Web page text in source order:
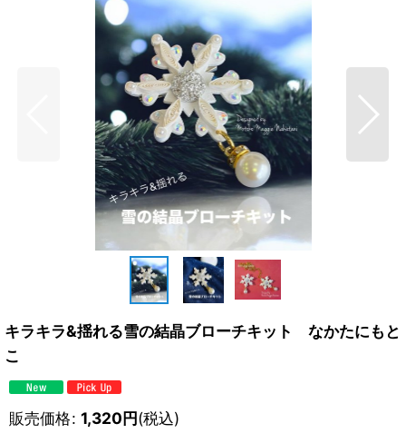
キラキラ&揺れる雪の結晶ブローチキット なかたにもと
こ
販売価格: 1,320円(税込)